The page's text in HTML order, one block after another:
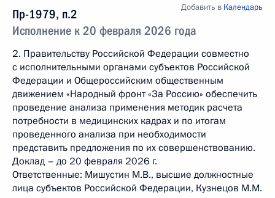
Пр-1979, п.2
Исполнение к 20 февраля 2026 года
Добавить в Календарь
2. Правительству Российской Федерации совместно
с исполнительными органами субъектов Российской
Федерации и Общероссийским общественным
движением «Народный фронт «За Россию» обеспечить
проведение анализа применения методик расчета
потребности в медицинских кадрах и по итогам
проведенного анализа при необходимости
представить предложения по их совершенствованию.
Доклад – до 20 февраля 2026 г.
Ответственные: Мишустин М.В., высшие должностные
лица субъектов Российской Федерации, Кузнецов М.М.